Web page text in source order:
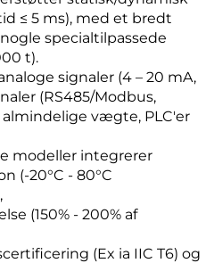
≤ 5 ms), med et bredt
specialtilpassede
t).
signaler (4 – 20 mA,
(RS485/Modbus,
vægte, PLC'er
modeller integrerer
(-20°C - 80°C
(150% - 200% af
(Ex ia IIC T6) og